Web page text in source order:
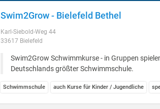
Swim2Grow - Bielefeld Bethel
Karl-Siebold-Weg 44
33617 Bielefeld
Swim2Grow Schwimmkurse - in Gruppen
Deutschlands größter Schwimmschule.
Schwimmschule auch Kurse für Kinder / Jugendliche